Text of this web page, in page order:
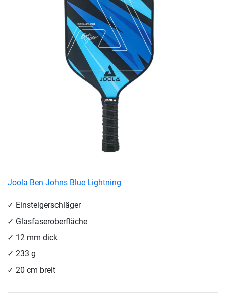
Joola Ben Johns Blue Lightning
Einsteigerschläger
Glasfaseroberfläche
12 mm dick
233 g
20 cm breit